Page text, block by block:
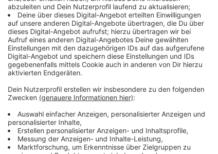
der Wagen weiter und genau auf sie zu. Die Polizistin
konnte sich nur durch einen Sprung auf den Gehweg
retten. Der Wagen setzte seine Fahrt ungebremst
fort, weiter mit überhöhter Geschwindkeit. Als der
Autofahrer kurz darauf an einer Tankstelle anhielt,
sprach ihn die Beamtin auf sein Verhalten an. Der 33-
jährige Rekener erklärte, er habe zwar ein rotes Licht
bemerkt, aber die Polizistin nicht erkannt. Er gab zu,
vorher Bier getrunken zu haben. Der Rekener musste
seinen Führerschein abgeben und es läuft ein
Strafverfahren gegen ihn.
Anzeige